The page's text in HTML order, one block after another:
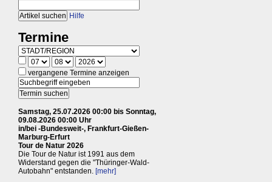
Hilfe
Termine
vergangene Termine anzeigen
Samstag, 25.07.2026 00:00 bis Sonntag,
09.08.2026 00:00 Uhr
in/bei -Bundesweit-, Frankfurt-Gießen-
Marburg-Erfurt
Tour de Natur 2026
Die Tour de Natur ist 1991 aus dem
Widerstand gegen die "Thüringer-Wald-
Autobahn" entstanden. [mehr]